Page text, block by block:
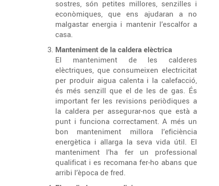
sostres, són petites millores, senzilles i
econòmiques, que ens ajudaran a no
malgastar energia i mantenir l’escalfor a
casa.
Manteniment de la caldera elèctrica
El manteniment de les calderes
elèctriques, que consumeixen electricitat
per produir aigua calenta i la calefacció,
és més senzill que el de les de gas. És
important fer les revisions periòdiques a
la caldera per assegurar-nos que està a
punt i funciona correctament. A més un
bon manteniment millora l’eficiència
energètica i allarga la seva vida útil. El
manteniment l’ha fer un professional
qualificat i es recomana fer-ho abans que
arribi l’època de fred.